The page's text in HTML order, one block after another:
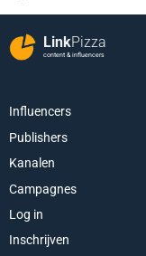
LinkPizza
content & influencers
Influencers
Publishers
Kanalen
Campagnes
Log in
Inschrijven